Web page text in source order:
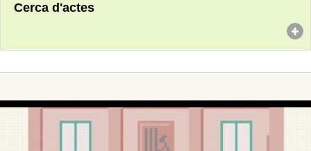
Cerca d'actes